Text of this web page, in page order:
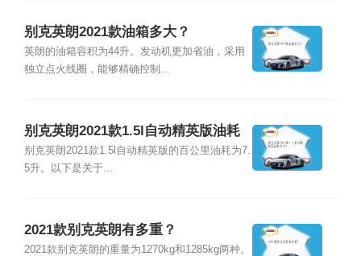
别克英朗2021款油箱多大？
英朗的油箱容积为44升。发动机更加省油，采用
独立点火线圈，能够精确控制...
别克英朗2021款1.5l自动精英版油耗
多少？
别克英朗2021款1.5l自动精英版的百公里油耗为7.
5升。以下是关于...
2021款别克英朗有多重？
2021款别克英朗的重量为1270kg和1285kg两种。